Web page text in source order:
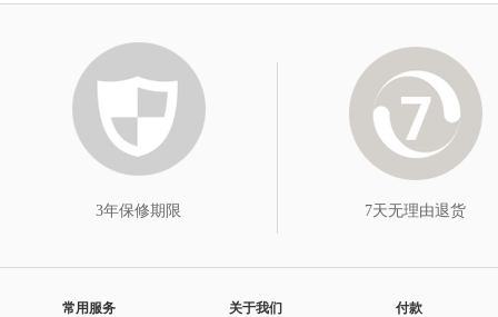
3年保修期限 7天无理由退货
常用服务
关于我们
付款